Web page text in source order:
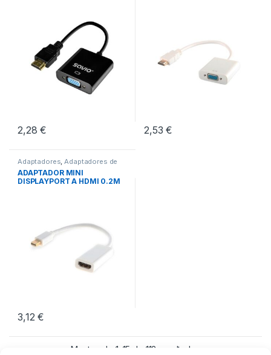
2,28€ 2,53€
Adaptadores,Adaptadores de
Video,Conectividad
ADAPTADOR MINI
DISPLAYPORT A HDMI 0.2M
3,12€
Mostrando 1–15 de 118 resultados